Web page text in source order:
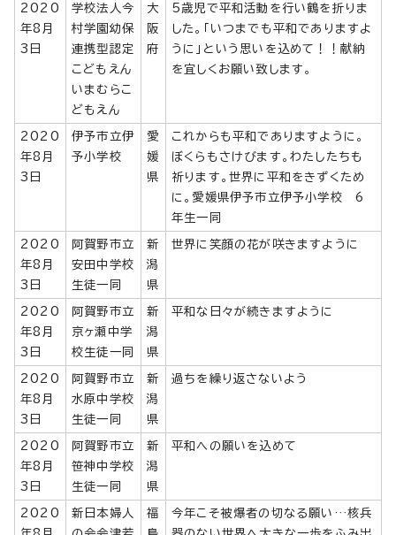
2020
年8月
3日
学校法人今
村学園幼保
連携型認定
こどもえん
いまむらこ
どもえん
大
阪
府
5歳児で平和活動を行い鶴を折りま
した。「いつまでも平和でありますよ
うに」という思いを込めて！！献納
を宜しくお願い致します。
2020
年8月
3日
伊予市立伊
予小学校
愛
媛
県
これからも平和でありますように。
ぼくらもさけびます。わたしたちも
祈ります。世界に平和をきずくため
に。愛媛県伊予市立伊予小学校 6
年生一同
2020
年8月
3日
阿賀野市立
安田中学校
生徒一同
新
潟
県
世界に笑顔の花が咲きますように
2020
年8月
3日
阿賀野市立
京ヶ瀬中学
校生徒一同
新
潟
県
平和な日々が続きますように
2020
年8月
3日
阿賀野市立
水原中学校
生徒一同
新
潟
県
過ちを繰り返さないよう
2020
年8月
3日
阿賀野市立
笹神中学校
生徒一同
新
潟
県
平和への願いを込めて
2020
新日本婦人
福
今年こそ被爆者の切なる願い…核兵